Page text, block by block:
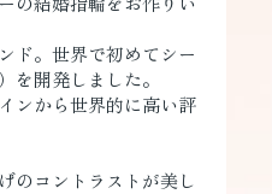
ド。世界で初めてシー
を開発しました。
ンから世界的に高い評
のコントラストが美し